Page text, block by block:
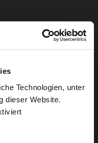
Technologien, unter
dieser Website.